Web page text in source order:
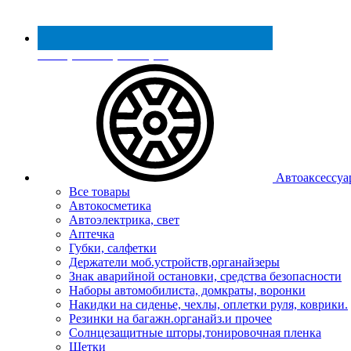
Реестр МинПромТорга
Все товары
Автокосметика
Автоэлектрика, свет
Аптечка
Губки, салфетки
Держатели моб.устройств,органайзеры
Знак аварийной остановки, средства безопасности
Наборы автомобилиста, домкраты, воронки
Накидки на сиденье, чехлы, оплетки руля, коврики.
Резинки на багажн.органайз.и прочее
Солнцезащитные шторы,тонировочная пленка
Щетки